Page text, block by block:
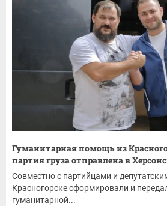
Гуманитарная помощь из
партия груза отправлена в
Совместно с партийцами и
Красногорске сформировали и
гуманитарной...